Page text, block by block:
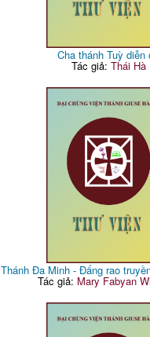
Cha thánh Tuỳ diễn
Tác giả: Thái Hà
Thánh Đa Minh - Đấng rao
Tác giả: Mary Fabyan